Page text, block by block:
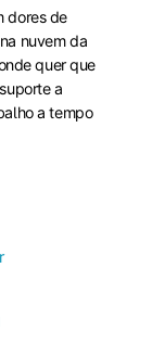
dores de
nuvem da
quer que
a
a tempo